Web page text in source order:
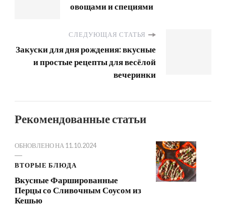
овощами и специями
СЛЕДУЮЩАЯ СТАТЬЯ
Закуски для дня рождения: вкусные
и простые рецепты для весёлой
вечеринки
Рекомендованные статьи
ОБНОВЛЕНО НА 11.10.2024
ВТОРЫЕ БЛЮДА
Вкусные Фаршированные
Перцы со Сливочным Соусом из
Кешью